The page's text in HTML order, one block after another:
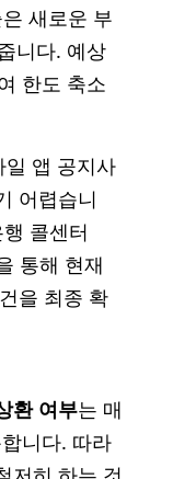
새로운 부
니다. 예상
한도 축소
일 앱 공지사
어렵습니
콜센터
통해 현재
을 최종 확
환 여부는 매
니다. 따라